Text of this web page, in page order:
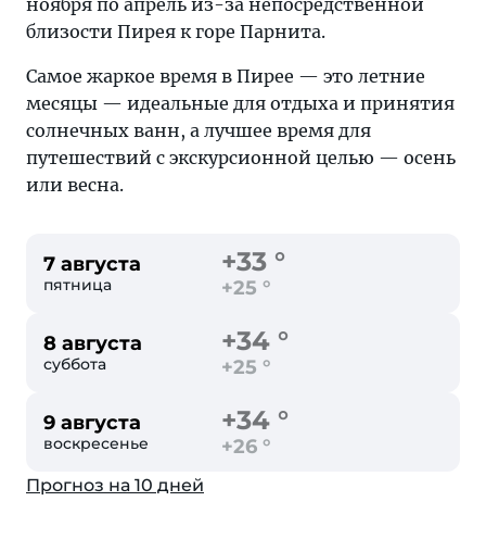
ноября по апрель из-за непосредственной
близости Пирея к горе Парнита.
Самое жаркое время в Пирее — это летние
месяцы — идеальные для отдыха и принятия
солнечных ванн, а лучшее время для
путешествий с экскурсионной целью — осень
или весна.
7 августа
пятница
+33 °
+25 °
8 августа
суббота
+34 °
+25 °
9 августа
воскресенье
+34 °
+26 °
Прогноз на 10 дней